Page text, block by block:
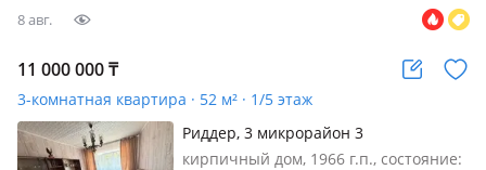
8 авг.
11 000 000₸
3-комнатная квартира · 52 м² · 1/5 этаж
Риддер, 3 микрорайон 3
кирпичный дом, 1966 г.п., состояние: